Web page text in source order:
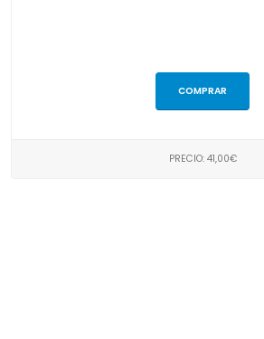
COMPRAR
PRECIO: 41,00€